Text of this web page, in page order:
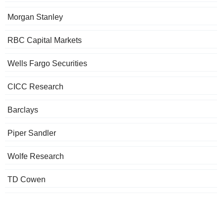
Morgan Stanley
RBC Capital Markets
Wells Fargo Securities
CICC Research
Barclays
Piper Sandler
Wolfe Research
TD Cowen